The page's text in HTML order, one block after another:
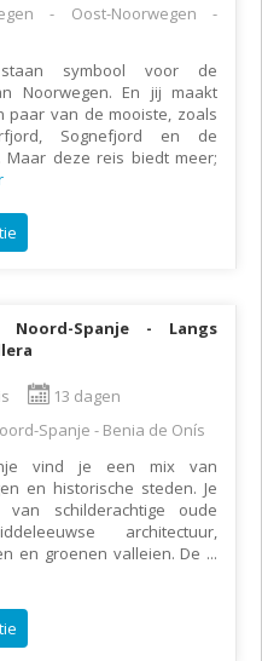
- Oost-Noorwegen -
symbool voor de
Noorwegen. En jij maakt
paar van de mooiste, zoals
Sognefjord en de
Maar deze reis biedt meer;
Noord-Spanje - Langs
13 dagen
Spanje - Benia de Onís
vind je een mix van
en historische steden. Je
van schilderachtige oude
architectuur,
en groenen valleien. De ...